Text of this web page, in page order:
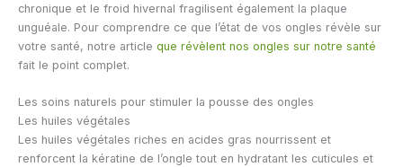
chronique et le froid hivernal fragilisent également la plaque
unguéale. Pour comprendre ce que l’état de vos ongles révèle sur
votre santé, notre article que révèlent nos ongles sur notre santé
fait le point complet.
Les soins naturels pour stimuler la pousse des ongles
Les huiles végétales
Les huiles végétales riches en acides gras nourrissent et
renforcent la kératine de l’ongle tout en hydratant les cuticules et